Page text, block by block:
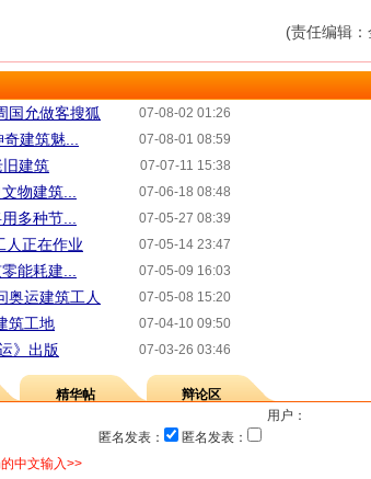
(责任编辑：
07-08-02 01:26
国允做客搜狐
07-08-01 08:59
建筑魅...
07-07-11 15:38
旧建筑
07-06-18 08:48
物建筑...
07-05-27 08:39
多种节...
07-05-14 23:47
人正在作业
07-05-09 16:03
能耗建...
07-05-08 15:20
奥运建筑工人
07-04-10 09:50
筑工地
07-03-26 03:46
》出版
精华帖
辩论区
用户：
匿名发表：
匿名发表：
中文输入>>